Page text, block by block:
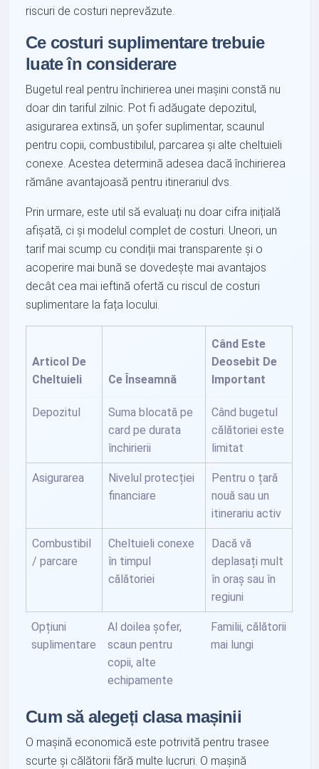
riscuri de costuri neprevăzute.
Ce costuri suplimentare trebuie
luate în considerare
Bugetul real pentru închirierea unei mașini constă nu
doar din tariful zilnic. Pot fi adăugate depozitul,
asigurarea extinsă, un șofer suplimentar, scaunul
pentru copii, combustibilul, parcarea și alte cheltuieli
conexe. Acestea determină adesea dacă închirierea
rămâne avantajoasă pentru itinerariul dvs.
Prin urmare, este util să evaluați nu doar cifra inițială
afișată, ci și modelul complet de costuri. Uneori, un
tarif mai scump cu condiții mai transparente și o
acoperire mai bună se dovedește mai avantajos
decât cea mai ieftină ofertă cu riscul de costuri
suplimentare la fața locului.
Articol De
Cheltuieli
Ce Înseamnă
Când Este
Deosebit De
Important
Depozitul
Suma blocată pe
card pe durata
închirierii
Când bugetul
călătoriei este
limitat
Asigurarea
Nivelul protecției
financiare
Pentru o țară
nouă sau un
itinerariu activ
Combustibil
/ parcare
Cheltuieli conexe
în timpul
călătoriei
Dacă vă
deplasați mult
în oraș sau în
regiuni
Opțiuni
suplimentare
Al doilea șofer,
scaun pentru
copii, alte
echipamente
Familii, călătorii
mai lungi
Cum să alegeți clasa mașinii
O mașină economică este potrivită pentru trasee
scurte și călătorii fără multe lucruri. O mașină